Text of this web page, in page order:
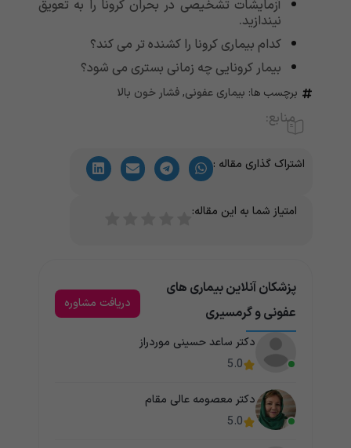
آزمایشات تشخیصی در بحران کرونا را به تعویق
نیندازید.
کدام بیماری کرونا را کشنده تر می کند؟
بیمار کرونایی چه زمانی بستری می شود؟
برچسب ها: بیماری عفونی,فشار خون بالا
منابع:
اشتراک گذاری مقاله :
امتیاز شما به این مقاله:
پزشکان آنلاین بیماری های
عفونی و گرمسیری
دریافت مشاوره
دکتر ساعد حسینی موردراز
5.0
دکتر معصومه عالی مقام
5.0